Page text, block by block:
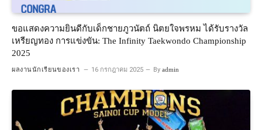
ขอแสดงความยินดีกับเด็กชายภูวนัตถ์ นิตยใจพรหม ได้รับรางวัล
เหรียญทอง การแข่งขัน: The Infinity Taekwondo Championship
2025
ผลงานนักเรียนของเรา 16 กรกฎาคม 2025 By admin